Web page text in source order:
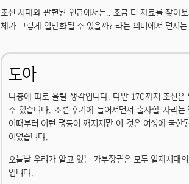
조선 시대와 관련된 언급에서는.. 조금 더 자료를 찾아
체가 그렇게 일반화될 수 있을까? 라는 의미에서 던지
도아
나중에 따로 올릴 생각입니다. 다만 17C까지 조선
수 있습니다. 조선 후기에 들어서면서 출사할 자리
이때부터 이런 평등이 깨지지만 이 것은 여성에 국
이었습니다.
오늘날 우리가 알고 있는 가부장권은 모두 일제시대
입니다.